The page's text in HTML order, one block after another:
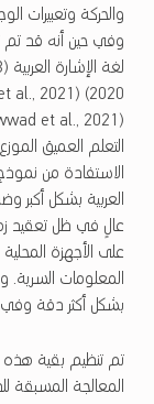
وفي حين أنه قد تم
التعلم العميق
الاستفادة من
العربية بشكل أكبر
عالٍ في ظل تعقيد
على الأجهزة
المعلومات السرية.
بشكل أكثر دقة
المعالجة المسبقة